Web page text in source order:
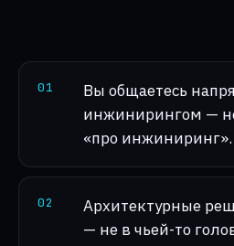
01
Вы общаетесь
инжинирингом —
«про инжиниринг».
02
Архитектурные
— не в чьей-то